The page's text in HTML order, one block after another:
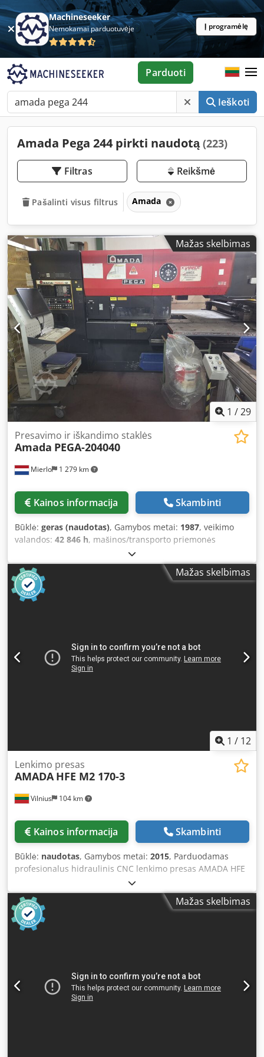
Machineseeker
Nemokamai parduotuvėje Į programėlę
Ieškoti
Parduoti
Amada Pega 244 pirkti naudotą(223)
Filtras Reikšmė
Pašalinti visus filtrus Amada
Mažas skelbimas
1 /29
Mierlo 1 279 km
Presavimo ir iškandimo staklės
Amada PEGA-204040
Kainos informacija Skambinti
Būklė: geras (naudotas), Gamybos metai: 1987, veikimo
valandos: 42 846 h, mašinos/transporto priemonės
, CNC bokštinė išmušimo staklės su 24
stotelėmis Valdymas: FANUC 6M Darbo laikas: 42 846 val.
Veleno variklis: 5,5 kW Galia: 20 t Stočių skaičius: 24
Medžiagos storis: 6,35 mm Angos dydis: 88,9 mm Lakšto
dydis BE REPOZICIJOS: 1000 x 1000 mm SU 1 REPOZICIJA:
mm Chodpfx Adoxqr Sqe Nsa
Mažas skelbimas
1 / 12
Vilnius 104 km
Lenkimo presas
AMADA HFE M2 170-3
Kainos informacija Skambinti
Būklė: naudotas, Gamybos metai: 2015, Parduodamas
profesionalus hidraulinis CNC lenkimo presas AMADA HFE
M2 170-3 Staklės pilnai veikiančios, visuomet prižiūrėtas
Amada serviso. Galima apžiūrėti ir išbandyti. Staklės
parduodamos be įrankių. Įrankius galime pasiūlyti naujus,
pagal Jūsų poreikius. Pagrindinė informacija Gamintojas:
AMADA Modelis: HFE M2 170-3 Pagaminimo data: 2015.06
Eiga: 200 mm Gylis (iki šoninio rėmo): 420 mm Artėjimo
greitis: 100 mm/s Darbinis greitis: 10 mm/s Grįžimo greitis:
100 mm/s Elektros suvartojimas: 18 kW Staklių matmenys
Mažas skelbimas